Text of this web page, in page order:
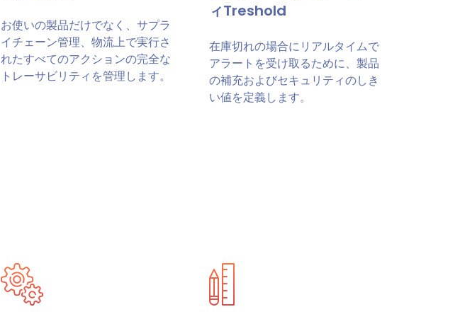
お使いの製品だけでなく、サプラ
イチェーン管理、物流上で実行さ
れたすべてのアクションの完全な
トレーサビリティを管理します。
ィTreshold
在庫切れの場合にリアルタイムで
アラートを受け取るために、製品
の補充およびセキュリティのしき
い値を定義します。